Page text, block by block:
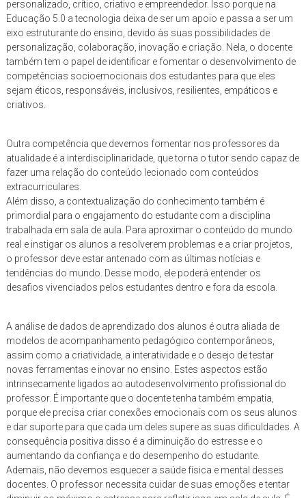
personalizado, crítico, criativo e empreendedor. Isso porque na
Educação 5.0 a tecnologia deixa de ser um apoio e passa a ser um
eixo estruturante do ensino, devido às suas possibilidades de
personalização, colaboração, inovação e criação. Nela, o docente
também tem o papel de identificar e fomentar o desenvolvimento de
competências socioemocionais dos estudantes para que eles
sejam éticos, responsáveis, inclusivos, resilientes, empáticos e
criativos.
Outra competência que devemos fomentar nos professores da
atualidade é a interdisciplinaridade, que torna o tutor sendo capaz de
fazer uma relação do conteúdo lecionado com conteúdos
extracurriculares.
Além disso, a contextualização do conhecimento também é
primordial para o engajamento do estudante com a disciplina
trabalhada em sala de aula. Para aproximar o conteúdo do mundo
real e instigar os alunos a resolverem problemas e a criar projetos,
o professor deve estar antenado com as últimas notícias e
tendências do mundo. Desse modo, ele poderá entender os
desafios vivenciados pelos estudantes dentro e fora da escola.
A análise de dados de aprendizado dos alunos é outra aliada de
modelos de acompanhamento pedagógico contemporâneos,
assim como a criatividade, a interatividade e o desejo de testar
novas ferramentas e inovar no ensino. Estes aspectos estão
intrinsecamente ligados ao autodesenvolvimento profissional do
professor. É importante que o docente tenha também empatia,
porque ele precisa criar conexões emocionais com os seus alunos
e dar suporte para que cada um deles supere as suas dificuldades. A
consequência positiva disso é a diminuição do estresse e o
aumentando da confiança e do desempenho do estudante.
Ademais, não devemos esquecer a saúde física e mental desses
docentes. O professor necessita cuidar de suas emoções e tentar